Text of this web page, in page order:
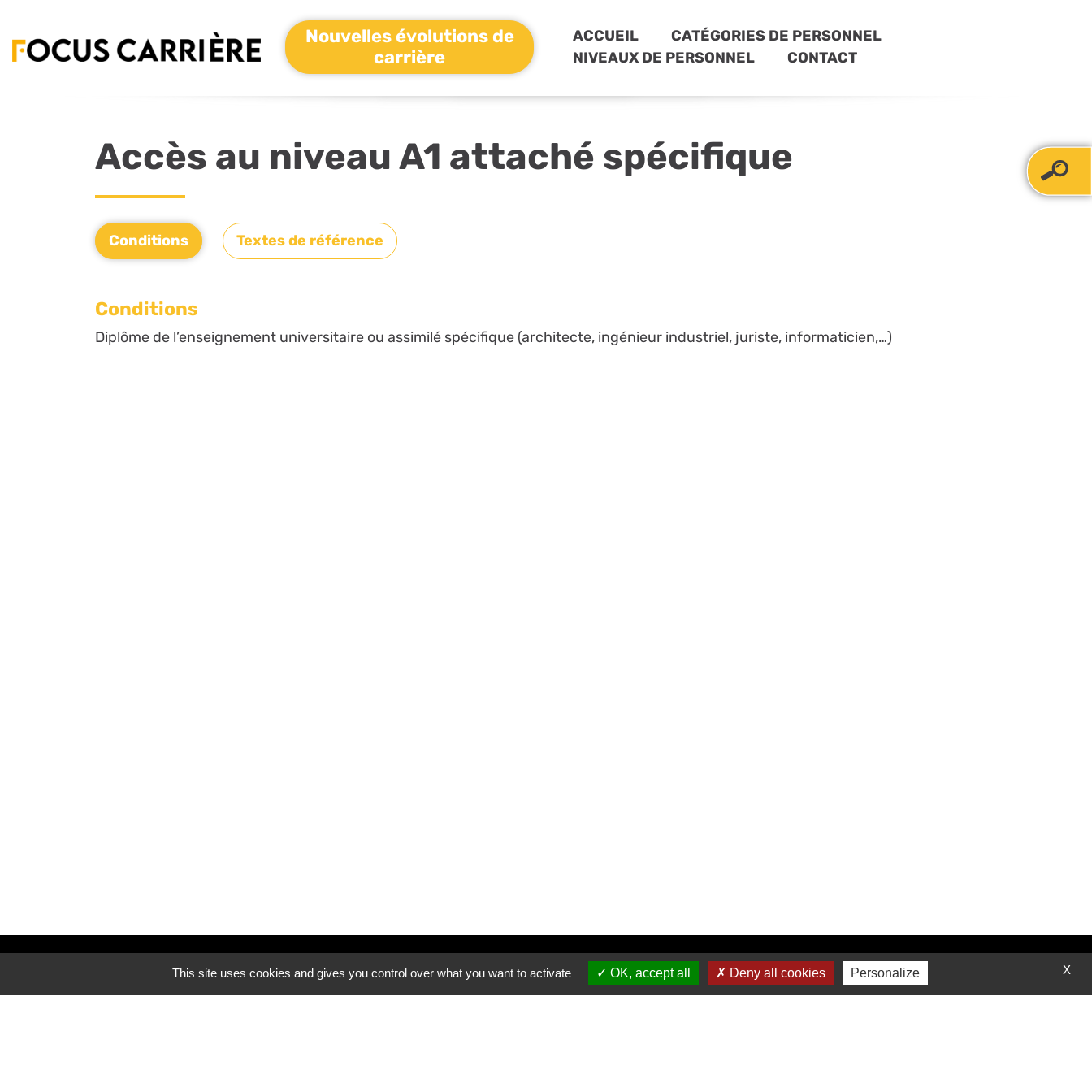
Nouvelles évolutions de
carrière
ACCUEIL
CATÉGORIES DE PERSONNEL
NIVEAUX DE PERSONNEL
CONTACT
Accès au niveau A1 attaché spécifique
Conditions Textes de référence
Conditions
Diplôme de l’enseignement universitaire ou assimilé spécifique (architecte, ingénieur industriel, juriste, informaticien,…)
Inscrivez-vous à notre newsletter Contactez-nous X
This site uses cookies and gives you control over what you want to activate OK, accept all Deny all cookies Personalize